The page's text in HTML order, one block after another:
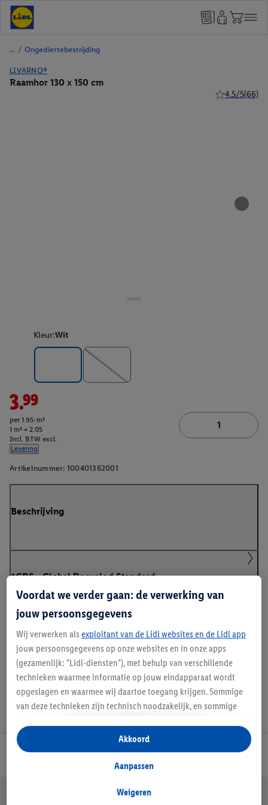
/ Ongediertebestrijding
LIVARNO®
Raamhor 130 x 150 cm
4.5/5(66)
Kleur:Wit
3.99
per 1.95-m²
1 m² = 2.05
Incl. BTW excl.
Levering
Artikelnummer: 100401362001
Beschrijving
*GRS - Global Recycled Standard
Handleidingen en downloads
Lidl Nieuwsbrief
Jouw voordelen bij ons als Lidl webshop klant
Voordat we verder gaan: de verwerking van
jouw persoonsgegevens
Wij verwerken als exploitant van de Lidl websites en de Lidl app
jouw persoonsgegevens op onze websites en in onze apps
(gezamenlijk: "Lidl-diensten"), met behulp van verschillende
technieken waarmee informatie op jouw eindapparaat wordt
opgeslagen en waarmee wij daartoe toegang krijgen. Sommige
van deze technieken zijn technisch noodzakelijk, en sommige
opslaan van voorkeursinstellingen, het verzamelen en
analyseren van statistieken of voor het tonen van
gepersonaliseerde reclame binnen en buiten de Lidl-diensten.
gegevens over jouw aankoopgedrag in de winkel ook voor de
Weigeren
Aanpassen
Akkoord